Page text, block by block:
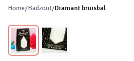
Home/Badzout/Diamant bruisbal